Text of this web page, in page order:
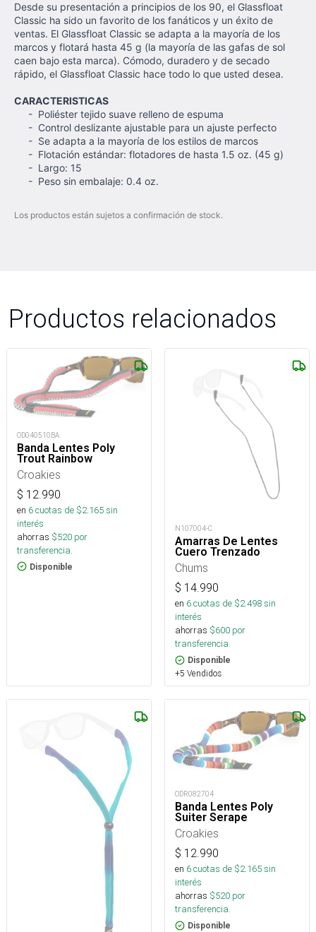
Desde su presentación a principios de los 90, el Glassfloat
Classic ha sido un favorito de los fanáticos y un éxito de
ventas. El Glassfloat Classic se adapta a la mayoría de los
marcos y flotará hasta 45 g (la mayoría de las gafas de sol
caen bajo esta marca). Cómodo, duradero y de secado
rápido, el Glassfloat Classic hace todo lo que usted desea.
CARACTERISTICAS
- Poliéster tejido suave relleno de espuma
- Control deslizante ajustable para un ajuste perfecto
- Se adapta a la mayoría de los estilos de marcos
- Flotación estándar: flotadores de hasta 1.5 oz. (45 g)
- Largo: 15
- Peso sin embalaje: 0.4 oz.
Los productos están sujetos a confirmación de stock.
Productos relacionados
OD040510BA
Banda Lentes Poly
Trout Rainbow
Croakies
$ 12.990
en 6cuotas de $2.165sin
interés
ahorras $520 por
transferencia.
Disponible
N107004-C
Amarras De Lentes
Cuero Trenzado
Chums
$ 14.990
en 6cuotas de $2.498sin
interés
ahorras $600 por
transferencia.
Disponible
+5 Vendidos
ODR082704
Banda Lentes Poly
Suiter Serape
Croakies
$ 12.990
en 6cuotas de $2.165sin
interés
ahorras $520 por
transferencia.
Disponible